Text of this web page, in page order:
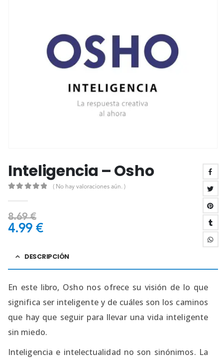
Inteligencia – Osho
( No hay valoraciones aún. )
8.69€
4.99 €
DESCRIPCIÓN
En este libro, Osho nos ofrece su visión de lo que
significa ser inteligente y de cuáles son los caminos
que hay que seguir para llevar una vida inteligente
sin miedo.
Inteligencia e intelectualidad no son sinónimos. La